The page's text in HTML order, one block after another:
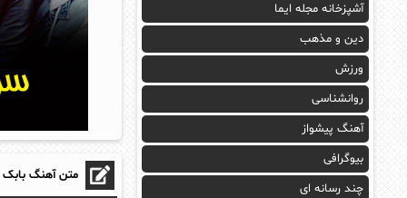
متن آهنگ
آشپزخانه مجله ایما
دین و مذهب
ورزش
روانشناسی
آهنگ پیشواز
بیوگرافی
چند رسانه ای